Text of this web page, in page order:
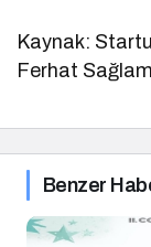
Kaynak:
Ferhat Sağlam
Benzer